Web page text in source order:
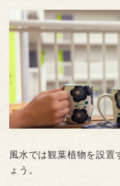
風水では観葉植物を設置
ょう。